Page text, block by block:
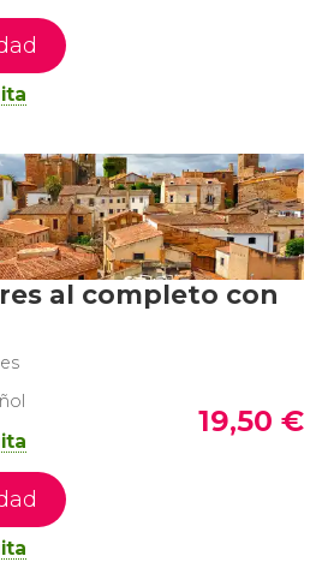
al completo con
19,50 €